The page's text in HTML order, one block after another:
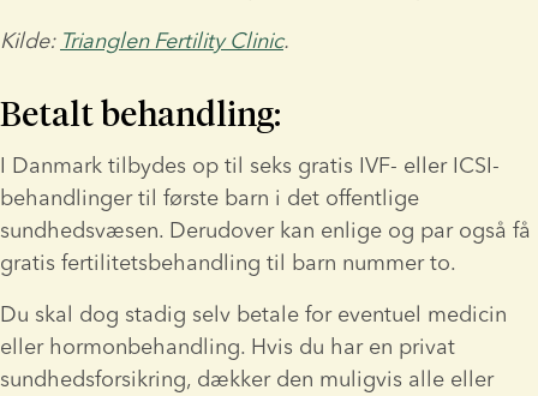
Kilde: Trianglen Fertility Clinic.
Betalt behandling:
I Danmark tilbydes op til seks gratis IVF- eller ICSI-
behandlinger til første barn i det offentlige
sundhedsvæsen. Derudover kan enlige og par også få
gratis fertilitetsbehandling til barn nummer to.
Du skal dog stadig selv betale for eventuel medicin
eller hormonbehandling. Hvis du har en privat
sundhedsforsikring, dækker den muligvis alle eller